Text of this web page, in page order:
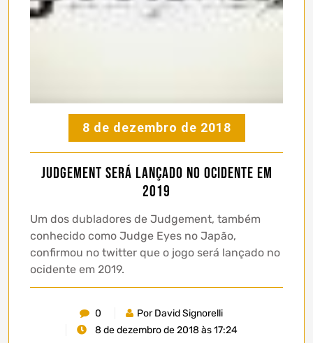
8 de dezembro de 2018
Judgement será lançado no ocidente em
2019
Um dos dubladores de Judgement, também
conhecido como Judge Eyes no Japão,
confirmou no twitter que o jogo será lançado no
ocidente em 2019.
0
Por David Signorelli
8 de dezembro de 2018 às 17:24